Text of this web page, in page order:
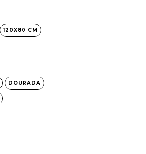
120X80 CM
DOURADA